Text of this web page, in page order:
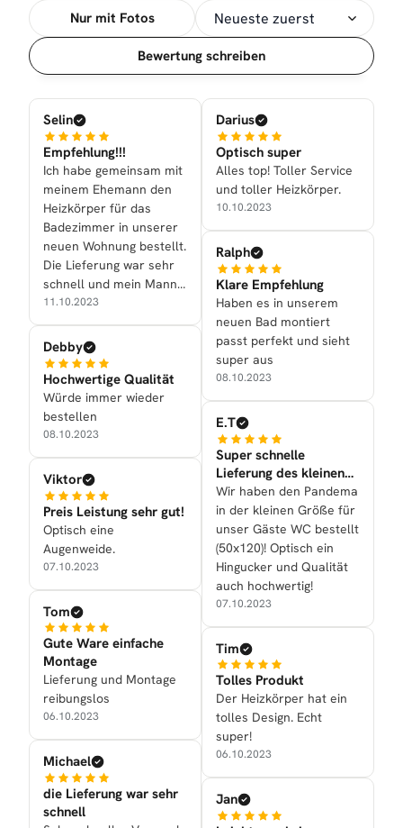
Nur mit Fotos
Sortierung
Bewertung schreiben
Selin
Empfehlung!!!
Ich habe gemeinsam mit
meinem Ehemann den
Heizkörper für das
Badezimmer in unserer
neuen Wohnung bestellt.
Die Lieferung war sehr
schnell und mein Mann
konnte den Heizkörper
auch selber anbringen
(Dank der Anleitung). Der
Heizkörper PANDEMA ist
ein echter Hingucker und
sieht super aus!
11.10.2023
Debby
Hochwertige Qualität
Würde immer wieder
bestellen
08.10.2023
Viktor
Preis Leistung sehr gut!
Optisch eine
Augenweide.
07.10.2023
Tom
Gute Ware einfache
Montage
Lieferung und Montage
reibungslos
06.10.2023
Michael
die Lieferung war sehr
schnell
Darius
Optisch super
Alles top! Toller Service
und toller Heizkörper.
10.10.2023
Ralph
Klare Empfehlung
Haben es in unserem
neuen Bad montiert
passt perfekt und sieht
super aus
08.10.2023
E.T
Super schnelle
Lieferung des kleinen
Handtuchtrockners
Wir haben den Pandema
in der kleinen Größe für
unser Gäste WC bestellt
(50x120)! Optisch ein
Hingucker und Qualität
auch hochwertig!
07.10.2023
Tim
Tolles Produkt
Der Heizkörper hat ein
tolles Design. Echt
super!
06.10.2023
Jan